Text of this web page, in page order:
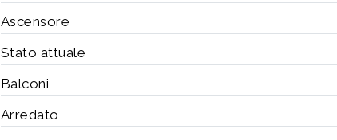
Ascensore
Stato attuale
Balconi
Arredato